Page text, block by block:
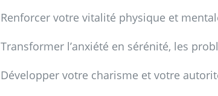
Renforcer votre vitalité physique et
Transformer l’anxiété en sérénité, les
Développer votre charisme et votre